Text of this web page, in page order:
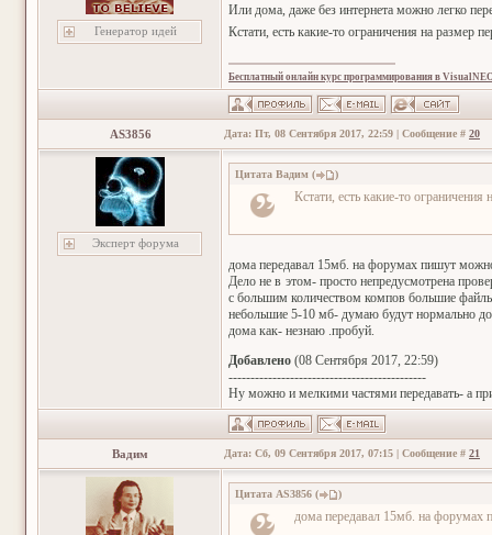
Генератор идей
Или дома, даже без интернета можно легко
Кстати, есть какие-то ограничения на размер
Бесплатный онлайн курс программирования в
AS3856 Дата: Пт, 08 Сентября 2017, 22:59 | Сообщение # 20
Эксперт форума
Цитата Вадим ( )
Кстати, есть какие-то
дома передавал 15мб. на форумах пишут
Дело не в этом- просто непредусмотрена
с большим количеством компов большие
небольшие 5-10 мб- думаю будут нормально
дома как- незнаю .пробуй.
Добавлено (08 Сентября 2017, 22:59)
---------------------------------------------
Ну можно и мелкими частями передавать- а
Вадим Дата: Сб, 09 Сентября 2017, 07:15 | Сообщение # 21
Цитата AS3856 ( )
дома передавал 15мб. на форумах